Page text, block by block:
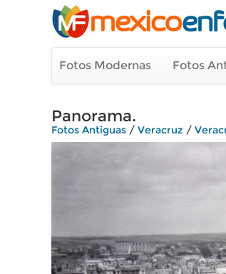
Fotos Modernas Fotos
Panorama.
Fotos Antiguas / Veracruz /